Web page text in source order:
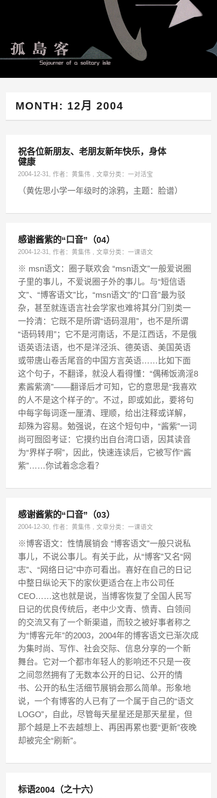
MONTH: 12月 2004
祝各位新朋友、老朋友新年快乐，身体
健康
2004-12-31, 作者：黄集伟 ,文章分类：一对活宝
（黄佐思小学一年级时的涂鸦，主题：脸谱）
感谢酱紫的“口音”（04）
2004-12-31, 作者：黄集伟 ,文章分类：一课语文
※ msn语文：圈子联欢会 “msn语文”一般爱说圈
子里的事儿，不爱说圈子外的事儿。与“短信语
文”、“博客语文”比，“msn语文”的“口音”最为驳
杂，甚至就连语言社会学家也难将其分门别类一
一拎清：它既不是所谓“语码混用”，也不是所谓
“语码转用”；它不是河南话，不是江西话，不是俄
语英语法语，也不是洋泾浜、德英语、美国英语
或带唐山卷舌尾音的中国方言英语……比如下面
这个句子，不翻译，就没人看得懂：“偶稀饭滴淫8
素酱紫滴”——翻译后才可知，它的意思是“我喜欢
的人不是这个样子的”。不过，即或如此，要将句
中每字每词逐一厘清、理顺，给出注释或详解，
却殊为容易。勉强说，在这个短句中，“酱紫”一词
尚可囫囵考证：它摸约出自台湾口语，因其读音
为“界样子啊”，因此，快速连读后，它被写作“酱
紫”……你试着念念看？
感谢酱紫的“口音”（03）
2004-12-30, 作者：黄集伟 ,文章分类：一课语文
※博客语文：性情展销会 “博客语文”一般只说私
事儿，不说公事儿。有关于此，从“博客”又名“网
志”、“网络日记”中亦可看出。喜好在自己的日记
中整日纵论天下的家伙更适合在上市公司任
CEO……这也就是说，当博客恢复了全国人民写
日记的优良传统后，老中少文青、愤青、白领间
的交流又有了一个新渠道，而较之被好事者称之
为“博客元年”的2003，2004年的博客语文已渐次成
为集时尚、写作、社会交际、信息分享的一个新
舞台。它对一个都市年轻人的影响还不只是一夜
之间忽然拥有了无数本公开的日记、公开的情
书、公开的私生活细节展销会那么简单。形象地
说，一个有博客的人已有了一个属于自己的“语文
LOGO”，自此，尽管每天星星还是那天星星，但
那个越是上不去越想上、再困再累也要“更新”夜晚
却被完全“刷新”。
标语2004（之十六）